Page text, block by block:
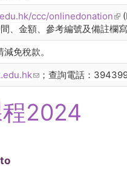
ccc/onlinedonation
、金額、參考編號及備註欄
免稅款。
(link sends e-mail)
；查詢電話：
2024
to